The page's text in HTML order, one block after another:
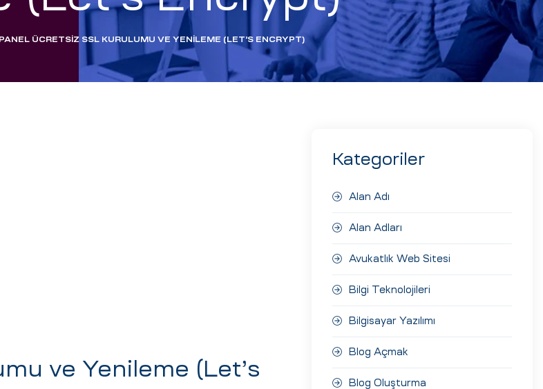
ÜCRETSIZ SSL KURULUMU VE YENILEME (LET’S ENCRYPT)
ve Yenileme (Let’s
Kategoriler
Alan Adı
Alan Adları
Avukatlık Web Sitesi
Bilgi Teknolojileri
Bilgisayar Yazılımı
Blog Açmak
Blog Oluşturma